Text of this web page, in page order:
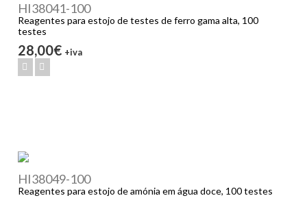
HI38041-100
Reagentes para estojo de testes de ferro gama alta, 100
testes
28,00€ +iva
HI38049-100
Reagentes para estojo de amónia em água doce, 100 testes